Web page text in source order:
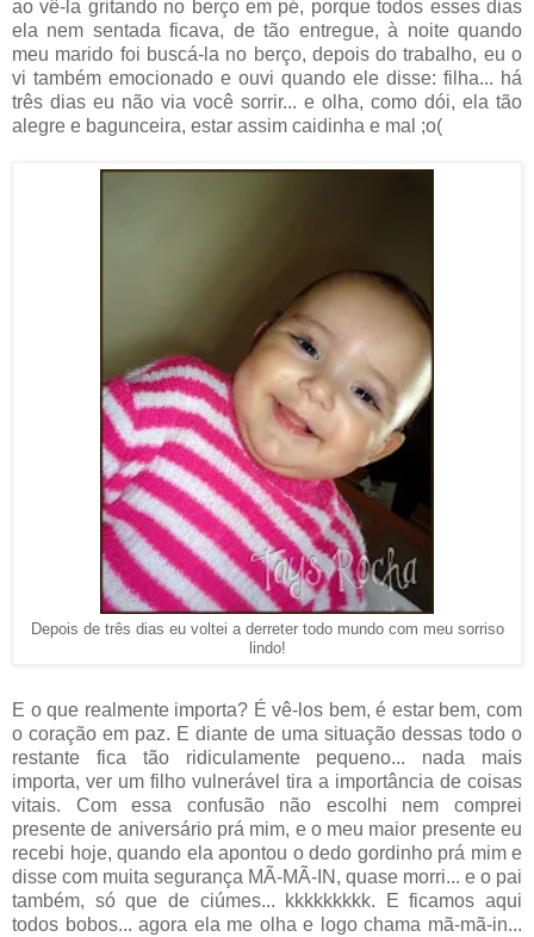
ao vê-la gritando no berço em pé, porque todos esses dias
ela nem sentada ficava, de tão entregue, à noite quando
meu marido foi buscá-la no berço, depois do trabalho, eu o
vi também emocionado e ouvi quando ele disse: filha... há
três dias eu não via você sorrir... e olha, como dói, ela tão
alegre e bagunceira, estar assim caidinha e mal ;o(
Depois de três dias eu voltei a derreter todo mundo com meu sorriso
lindo!
E o que realmente importa? É vê-los bem, é estar bem, com
o coração em paz. E diante de uma situação dessas todo o
restante fica tão ridiculamente pequeno... nada mais
importa, ver um filho vulnerável tira a importância de coisas
vitais. Com essa confusão não escolhi nem comprei
presente de aniversário prá mim, e o meu maior presente eu
recebi hoje, quando ela apontou o dedo gordinho prá mim e
disse com muita segurança MÃ-MÃ-IN, quase morri... e o pai
também, só que de ciúmes... kkkkkkkkk. E ficamos aqui
todos bobos... agora ela me olha e logo chama mã-mã-in...